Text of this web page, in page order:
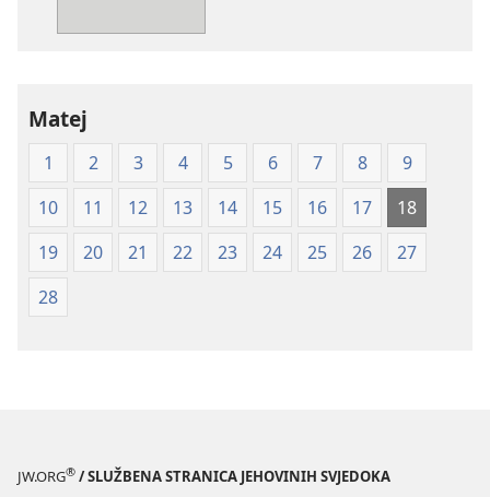
korice)
Matej
1 2 3 4 5 6 7 8
9
10
11 12 13 14 15 16 17
18
19
20 21 22 23 24 25 26
27
28
JW.ORG® / SLUŽBENA STRANICA JEHOVINIH SVJEDOKA